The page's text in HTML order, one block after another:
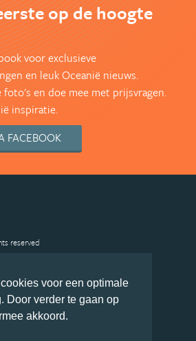
voor een optimale
Door verder te gaan op
akkoord.
op de hoogte
voor exclusieve
en leuk Oceanië nieuws.
foto's en doe mee met prijsvragen.
inspiratie.
FACEBOOK
reserved
Disclaimer
Cookies